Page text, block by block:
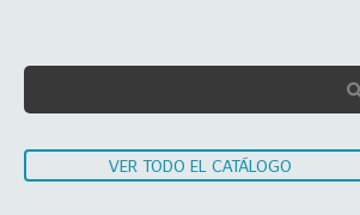
VER TODO EL CATÁLOGO